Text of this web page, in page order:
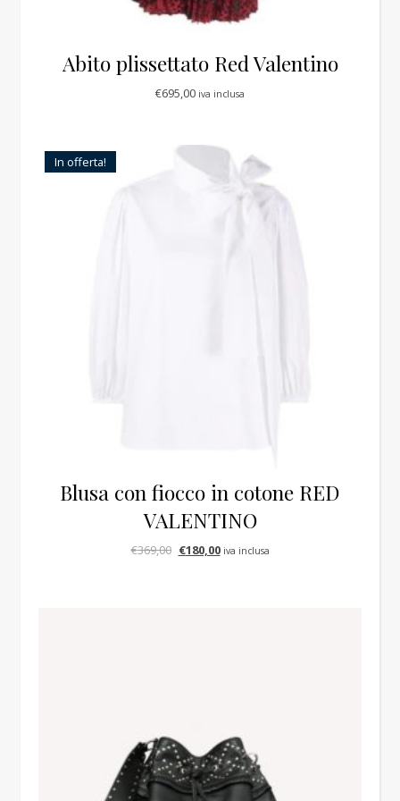
Abito plissettato Red Valentino
€695,00 iva inclusa
In offerta!
Blusa con fiocco in cotone RED
VALENTINO
€369,00 Il prezzo originale era: €369,00.
€180,00Il prezzo attuale è: €180,00.
iva inclusa